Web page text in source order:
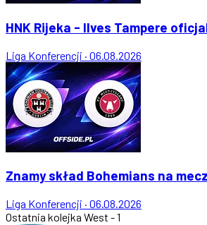
HNK Rijeka - Ilves Tampere
Liga Konferencji · 06.08.2026
Znamy skład Bohemians na
Liga Konferencji · 06.08.2026
Ostatnia kolejka West - 1